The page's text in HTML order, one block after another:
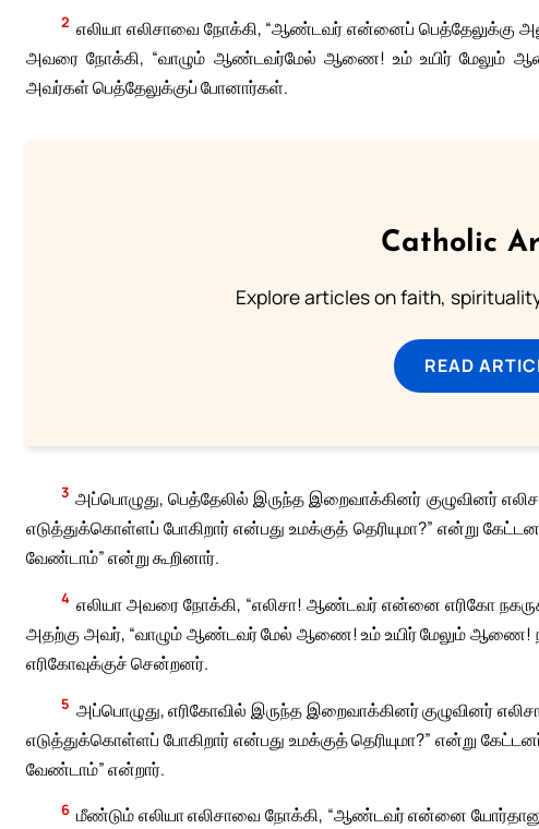
2 எலியா எலிசாவை நோக்கி, “ஆண்டவர் என்னைப் பெத்தேலுக்கு
அவரை நோக்கி, “வாழும் ஆண்டவர்மேல் ஆணை! உம் உயிர் மேலும்
அவர்கள் பெத்தேலுக்குப் போனார்கள்.
Catholic
Explore articles on faith,
READ
3 அப்பொழுது, பெத்தேலில் இருந்த இறைவாக்கினர் குழுவினர்
எடுத்துக்கொள்ளப் போகிறார் என்பது உமக்குத் தெரியுமா?” என்று
வேண்டாம்” என்று கூறினார்.
4 எலியா அவரை நோக்கி, “எலிசா! ஆண்டவர் என்னை எரிகோ
அதற்கு அவர், “வாழும் ஆண்டவர் மேல் ஆணை! உம் உயிர் மேலும் ஆணை!
எரிகோவுக்குச் சென்றனர்.
5 அப்பொழுது, எரிகோவில் இருந்த இறைவாக்கினர் குழுவினர்
எடுத்துக்கொள்ளப் போகிறார் என்பது உமக்குத் தெரியுமா?” என்று
வேண்டாம்” என்றார்.
6 மீண்டும் எலியா எலிசாவை நோக்கி, “ஆண்டவர் என்னை